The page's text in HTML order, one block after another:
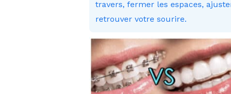
travers, fermer les espaces,
retrouver votre sourire.